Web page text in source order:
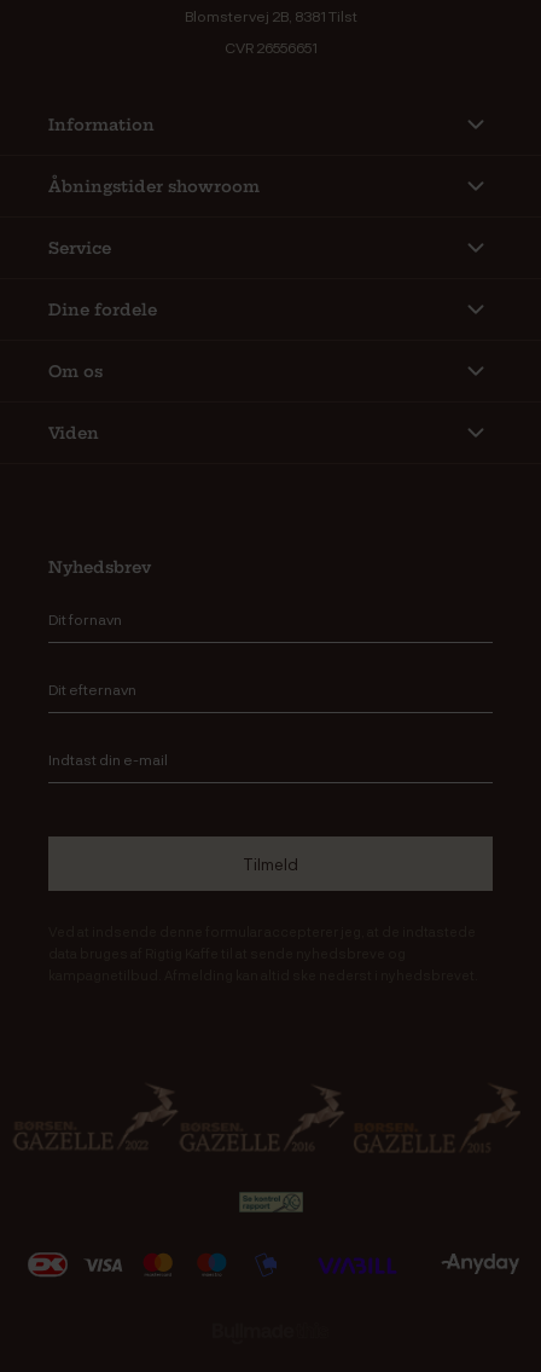
Blomstervej 2B, 8381 Tilst
CVR 26556651
Information
Åbningstider showroom
Service
Dine fordele
Om os
Viden
Nyhedsbrev